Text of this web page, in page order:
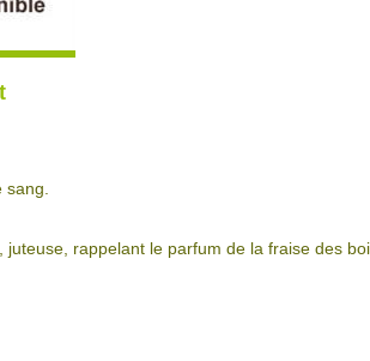
rappelant le parfum de la fraise des